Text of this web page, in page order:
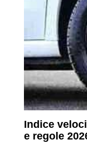
Indice
e regole